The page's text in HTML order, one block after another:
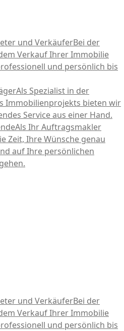
und VerkäuferBei der
Verkauf Ihrer Immobilie
und persönlich bis
Als Spezialist in der
Immobilienprojekts bieten wir
Service aus einer Hand.
Als Ihr Auftragsmakler
Zeit, Ihre Wünsche genau
auf Ihre persönlichen
und VerkäuferBei der
Verkauf Ihrer Immobilie
und persönlich bis